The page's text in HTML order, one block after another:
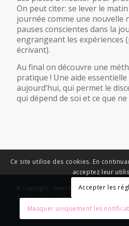
On peut citer: se lever le
journée comme une nouvelle
pauses conscientes dans la
engrangeant les expériences
écrivant).
Au final on découvre une
pratique ! Une aide
aujourd’hui, qui permet le
qui dépend de soi et ce que
© Copyright - News Nouvelle Acropole -
Politique de confidentialité
Ce site utilise des cookies. En
acceptez leur
Accepter les
Masquer uniquement les